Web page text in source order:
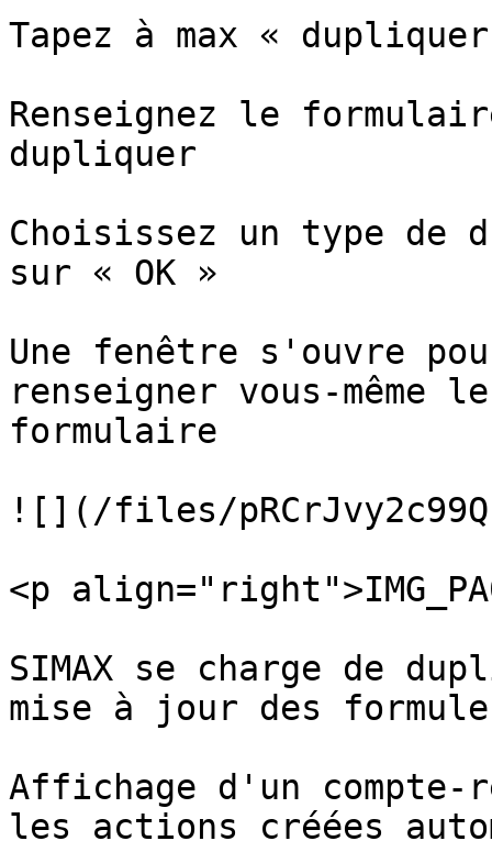
Tapez à max «
Renseignez le
dupliquer
Choisissez un type
sur « OK »
Une fenêtre s'ouvre
renseigner vous-même
formulaire
![](/files/
<p
SIMAX se charge de
mise à jour des
Affichage d'un
les actions créées